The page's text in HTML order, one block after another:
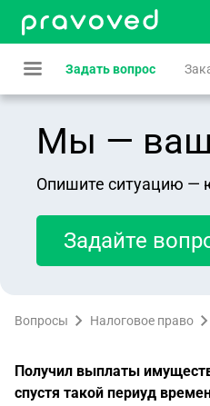
Задать вопрос
Мы — ваш
Опишите ситуацию —
Задайте
Вопросы Налоговое право
Получил выплаты
спустя такой периуд